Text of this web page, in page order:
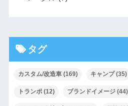
タグ
カスタム/改造車(169) キャンプ(35)
トランポ(12) ブランドイメージ(44)